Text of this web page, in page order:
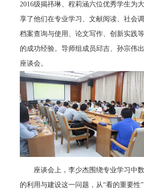
2016级揭祎琳、程莉涵六位优秀学生为
享了他们在专业学习、文献阅读、社会调
档案查询与使用、论文写作、创新实践
的成功经验。导师组成员邱吉、孙宗伟
座谈会。
座谈会上，李少杰围绕专业学习中
的利用与建设这一问题，从“看的重要性